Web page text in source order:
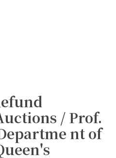
/ Prof.
nt of